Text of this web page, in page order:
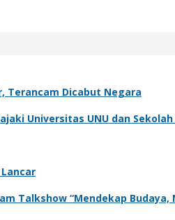
Terancam Dicabut Negara
Universitas UNU dan
Talkshow “Mendekap Budaya,